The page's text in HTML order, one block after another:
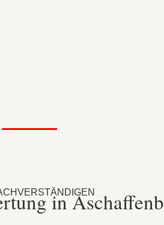
in